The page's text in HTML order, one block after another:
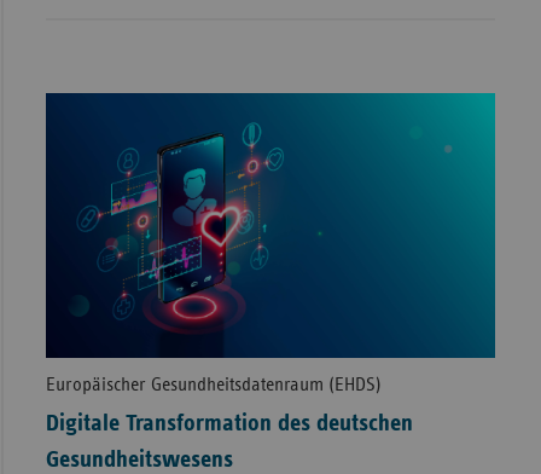
Europäischer Gesundheitsdatenraum (EHDS)
Digitale Transformation des deutschen
Gesundheitswesens